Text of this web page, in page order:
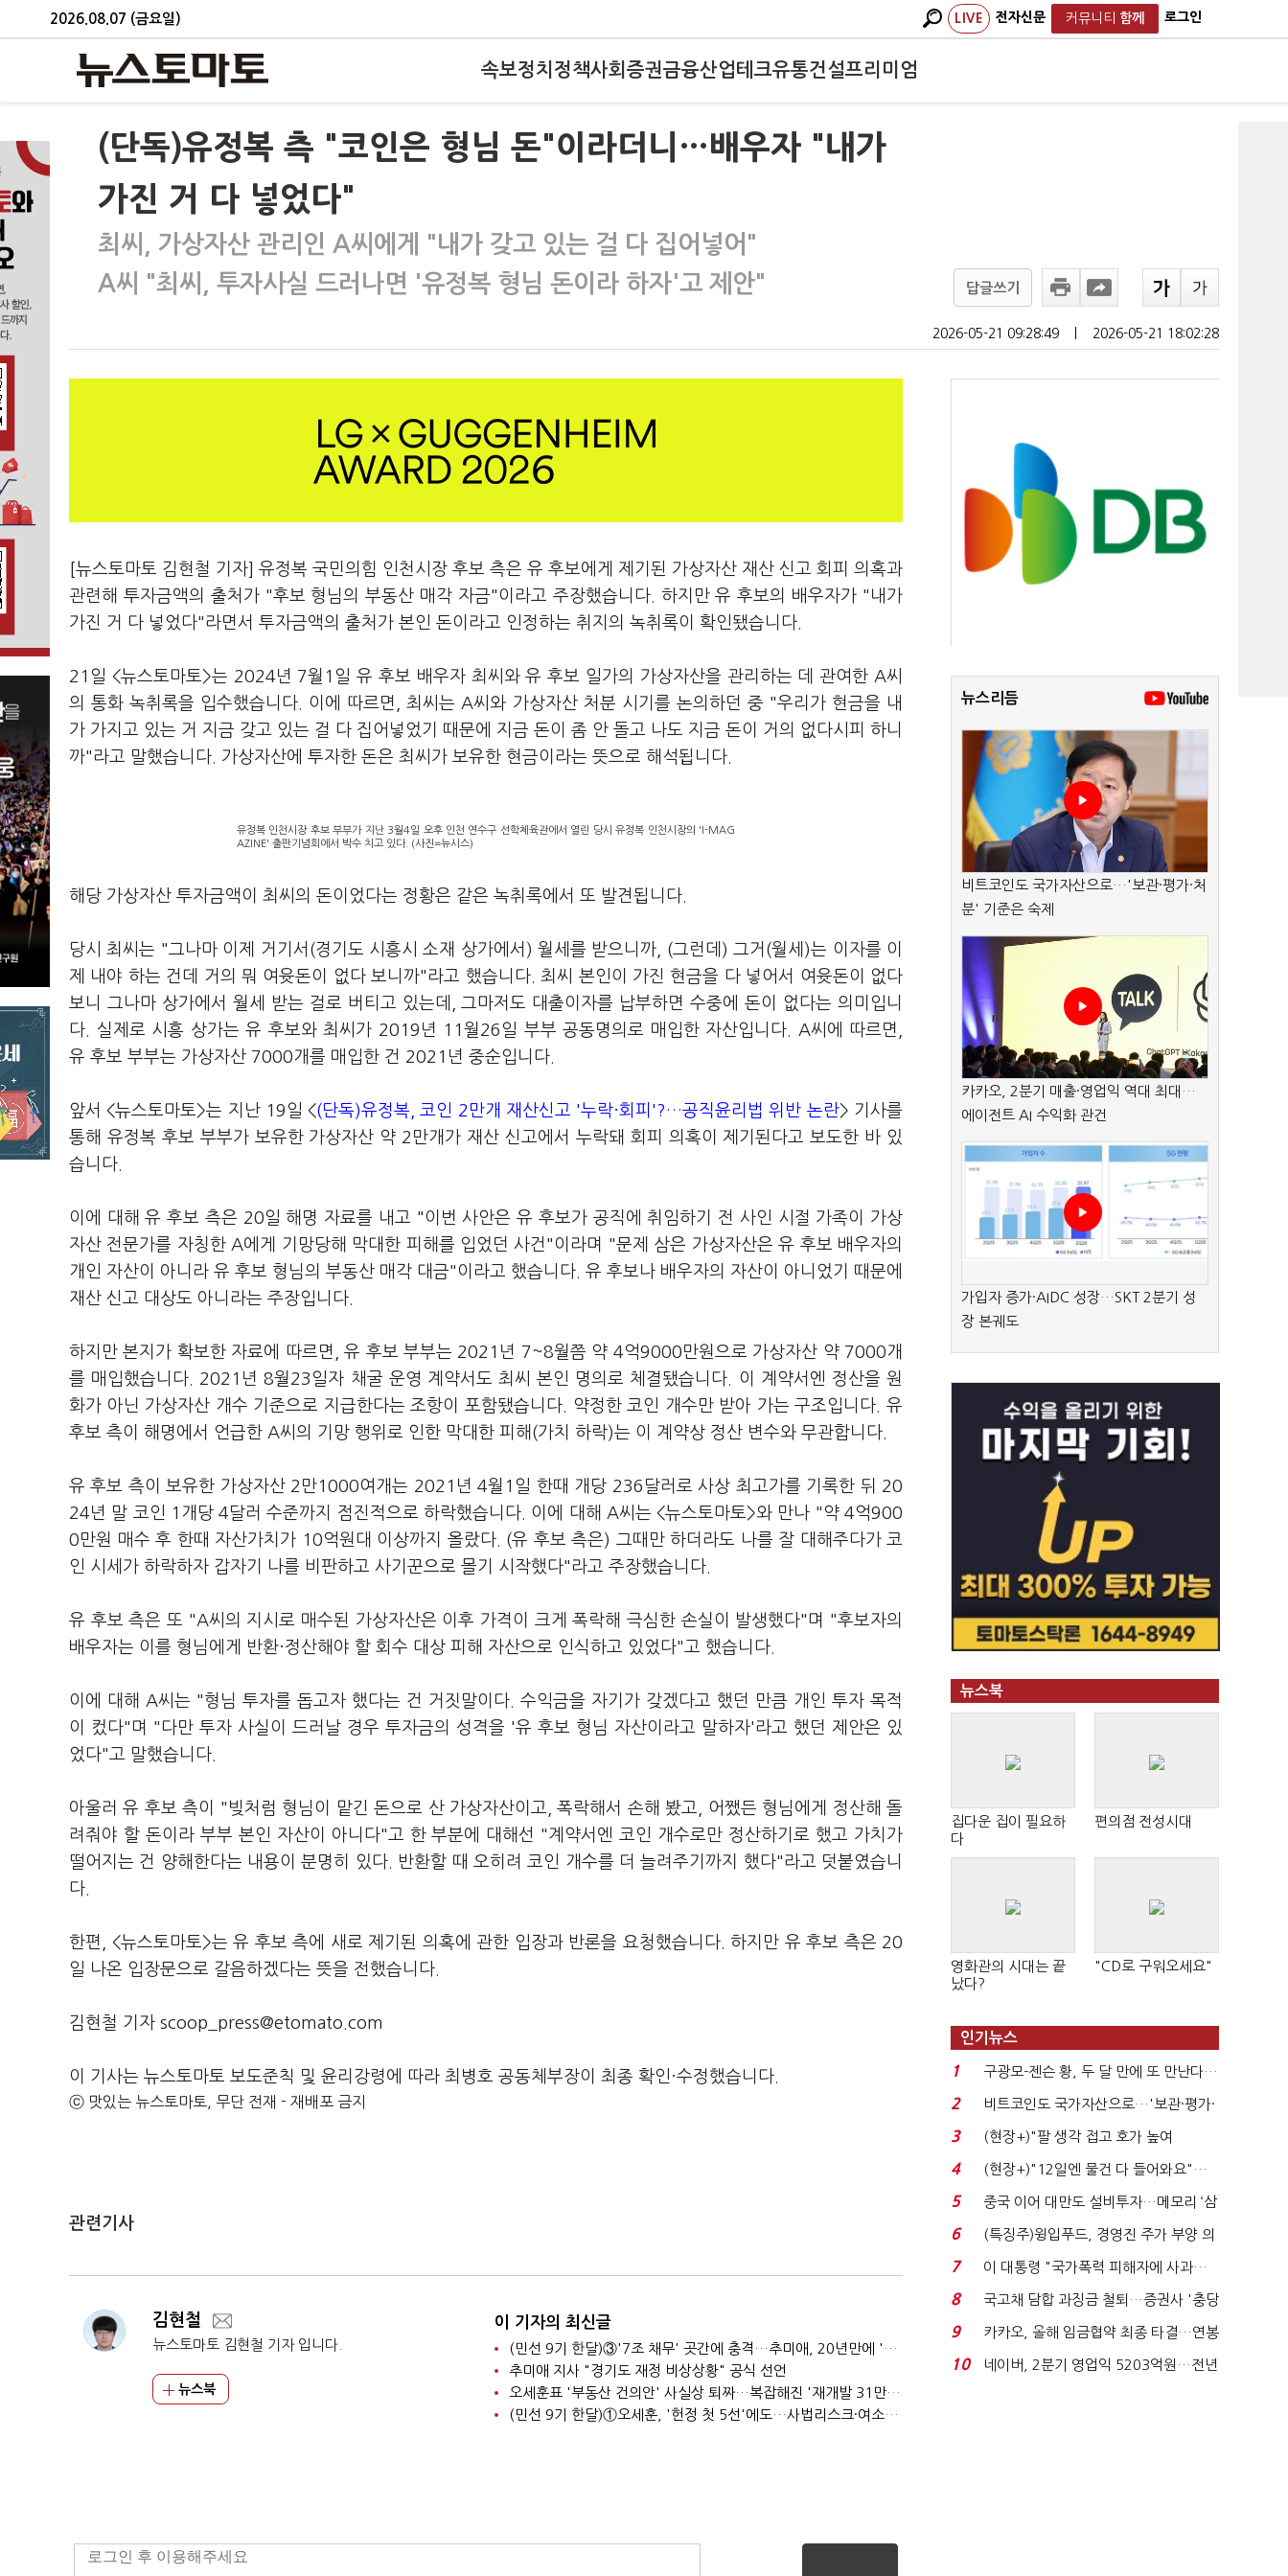
2026.08.07 (금요일) LIVE 전자신문 커뮤니티 함께 로그인
속보정치 정책사회 증권금융산업테크유통건설프리미엄
(단독)유정복 측 "코인은 형님 돈"이라더니…배우자 "내가
가진 거 다 넣었다"
최씨, 가상자산 관리인 A씨에게 "내가 갖고 있는 걸 다 집어넣어"
A씨 "최씨, 투자사실 드러나면 '유정복 형님 돈이라 하자'고 제안"
답글쓰기
2026-05-21 09:28:49 2026-05-21 18:02:28
[뉴스토마토 김현철 기자] 유정복 국민의힘 인천시장 후보 측은 유 후보에게 제기된 가상자산 재산 신고 회피 의혹과
관련해 투자금액의 출처가 "후보 형님의 부동산 매각 자금"이라고 주장했습니다. 하지만 유 후보의 배우자가 "내가
가진 거 다 넣었다"라면서 투자금액의 출처가 본인 돈이라고 인정하는 취지의 녹취록이 확인됐습니다.
21일 <뉴스토마토>는 2024년 7월1일 유 후보 배우자 최씨와 유 후보 일가의 가상자산을 관리하는 데 관여한 A씨
의 통화 녹취록을 입수했습니다. 이에 따르면, 최씨는 A씨와 가상자산 처분 시기를 논의하던 중 "우리가 현금을 내
가 가지고 있는 거 지금 갖고 있는 걸 다 집어넣었기 때문에 지금 돈이 좀 안 돌고 나도 지금 돈이 거의 없다시피 하니
까"라고 말했습니다. 가상자산에 투자한 돈은 최씨가 보유한 현금이라는 뜻으로 해석됩니다.
유정복 인천시장 후보 부부가 지난 3월4일 오후 인천 연수구 선학체육관에서 열린 당시 유정복 인천시장의 'I-MAG
AZINE' 출판기념회에서 박수 치고 있다. (사진=뉴시스)
해당 가상자산 투자금액이 최씨의 돈이었다는 정황은 같은 녹취록에서 또 발견됩니다.
당시 최씨는 "그나마 이제 거기서(경기도 시흥시 소재 상가에서) 월세를 받으니까, (그런데) 그거(월세)는 이자를 이
제 내야 하는 건데 거의 뭐 여윳돈이 없다 보니까"라고 했습니다. 최씨 본인이 가진 현금을 다 넣어서 여윳돈이 없다
보니 그나마 상가에서 월세 받는 걸로 버티고 있는데, 그마저도 대출이자를 납부하면 수중에 돈이 없다는 의미입니
다. 실제로 시흥 상가는 유 후보와 최씨가 2019년 11월26일 부부 공동명의로 매입한 자산입니다. A씨에 따르면,
유 후보 부부는 가상자산 7000개를 매입한 건 2021년 중순입니다.
앞서 <뉴스토마토>는 지난 19일 <(단독)유정복, 코인 2만개 재산신고 '누락·회피'?…공직윤리법 위반 논란> 기사를
통해 유정복 후보 부부가 보유한 가상자산 약 2만개가 재산 신고에서 누락돼 회피 의혹이 제기된다고 보도한 바 있
습니다.
이에 대해 유 후보 측은 20일 해명 자료를 내고 "이번 사안은 유 후보가 공직에 취임하기 전 사인 시절 가족이 가상
자산 전문가를 자칭한 A에게 기망당해 막대한 피해를 입었던 사건"이라며 "문제 삼은 가상자산은 유 후보 배우자의
개인 자산이 아니라 유 후보 형님의 부동산 매각 대금"이라고 했습니다. 유 후보나 배우자의 자산이 아니었기 때문에
재산 신고 대상도 아니라는 주장입니다.
하지만 본지가 확보한 자료에 따르면, 유 후보 부부는 2021년 7~8월쯤 약 4억9000만원으로 가상자산 약 7000개
를 매입했습니다. 2021년 8월23일자 채굴 운영 계약서도 최씨 본인 명의로 체결됐습니다. 이 계약서엔 정산을 원
화가 아닌 가상자산 개수 기준으로 지급한다는 조항이 포함됐습니다. 약정한 코인 개수만 받아 가는 구조입니다. 유
후보 측이 해명에서 언급한 A씨의 기망 행위로 인한 막대한 피해(가치 하락)는 이 계약상 정산 변수와 무관합니다.
유 후보 측이 보유한 가상자산 2만1000여개는 2021년 4월1일 한때 개당 236달러로 사상 최고가를 기록한 뒤 20
24년 말 코인 1개당 4달러 수준까지 점진적으로 하락했습니다. 이에 대해 A씨는 <뉴스토마토>와 만나 "약 4억900
0만원 매수 후 한때 자산가치가 10억원대 이상까지 올랐다. (유 후보 측은) 그때만 하더라도 나를 잘 대해주다가 코
인 시세가 하락하자 갑자기 나를 비판하고 사기꾼으로 몰기 시작했다"라고 주장했습니다.
유 후보 측은 또 "A씨의 지시로 매수된 가상자산은 이후 가격이 크게 폭락해 극심한 손실이 발생했다"며 "후보자의
배우자는 이를 형님에게 반환·정산해야 할 회수 대상 피해 자산으로 인식하고 있었다"고 했습니다.
이에 대해 A씨는 "형님 투자를 돕고자 했다는 건 거짓말이다. 수익금을 자기가 갖겠다고 했던 만큼 개인 투자 목적
이 컸다"며 "다만 투자 사실이 드러날 경우 투자금의 성격을 '유 후보 형님 자산이라고 말하자'라고 했던 제안은 있
었다"고 말했습니다.
아울러 유 후보 측이 "빚처럼 형님이 맡긴 돈으로 산 가상자산이고, 폭락해서 손해 봤고, 어쨌든 형님에게 정산해 돌
려줘야 할 돈이라 부부 본인 자산이 아니다"고 한 부분에 대해선 "계약서엔 코인 개수로만 정산하기로 했고 가치가
떨어지는 건 양해한다는 내용이 분명히 있다. 반환할 때 오히려 코인 개수를 더 늘려주기까지 했다"라고 덧붙였습니
다.
한편, <뉴스토마토>는 유 후보 측에 새로 제기된 의혹에 관한 입장과 반론을 요청했습니다. 하지만 유 후보 측은 20
일 나온 입장문으로 갈음하겠다는 뜻을 전했습니다.
김현철 기자 scoop_press@etomato.com
이 기사는 뉴스토마토 보도준칙 및 윤리강령에 따라 최병호 공동체부장이 최종 확인·수정했습니다.
ⓒ 맛있는 뉴스토마토, 무단 전재 - 재배포 금지
관련기사
김현철
뉴스토마토 김현철 기자 입니다.
뉴스북
이 기자의 최신글
(민선 9기 한달)③'7조 채무' 곳간에 충격…추미애, 20년만에 '비상재정' 선언 승부수
추미애 지사 "경기도 재정 비상상황" 공식 선언
오세훈표 '부동산 건의안' 사실상 퇴짜…복잡해진 '재개발 31만호' 셈법
(민선 9기 한달)①오세훈, '헌정 첫 5선'에도…사법리스크·여소야대에 발목
뉴스리듬
비트코인도 국가자산으로…'보관·평가·처
분' 기준은 숙제
카카오, 2분기 매출·영업익 역대 최대…
에이전트 AI 수익화 관건
가입자 증가·AIDC 성장…SKT 2분기 성
장 본궤도
뉴스북
집다운 집이 필요하
다
편의점 전성시대
영화관의 시대는 끝
났다?
"CD로 구워오세요"
인기뉴스
1
구광모-젠슨 황, 두 달 만에 또 만난다…
로봇·AI 등 논...
2
비트코인도 국가자산으로…'보관·평가·
처분' 기준은 ...
3
(현장+)"팔 생각 접고 호가 높여
요"…'덜 똘똘한 한 채' 20...
4
(현장+)"12일엔 물건 다 들어와요"…
빈 매대 채우며 문 연 ...
5
중국 이어 대만도 설비투자…메모리 ‘삼
국전쟁’
6
(특징주)윙입푸드, 경영진 주가 부양 의
지에 상한가...
7
이 대통령 "국가폭력 피해자에 사과…
적극적 조사로 진...
8
국고채 담합 과징금 철퇴…증권사 '충당
금 폭탄' 우려...
9
카카오, 올해 임금협약 최종 타결…연봉
6.3% 인상·격려...
10
네이버, 2분기 영업익 5203억원…전년